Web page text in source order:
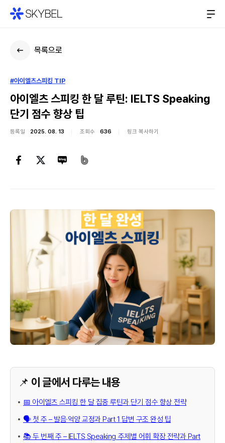
목록으로
#아이엘츠스피킹 TIP
아이엘츠 스피킹 한 달 루틴: IELTS Speaking
단기 점수 향상 팁
등록일 2025. 08. 13 조회수 636 링크 복사하기
📌 이 글에서 다루는 내용
📅 아이엘츠 스피킹 한 달 집중 루틴과 단기 점수 향상 전략
🗣️ 첫 주 – 발음·억양 교정과 Part 1 답변 구조 완성 팁
📚 두 번째 주 – IELTS Speaking 주제별 어휘 확장 전략과 Part